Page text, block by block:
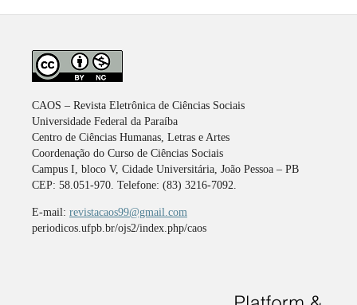
CAOS – Revista Eletrônica de Ciências Sociais
Universidade Federal da Paraíba
Centro de Ciências Humanas, Letras e Artes
Coordenação do Curso de Ciências Sociais
Campus I, bloco V, Cidade Universitária, João Pessoa – PB
CEP: 58.051-970. Telefone: (83) 3216-7092.
E-mail: revistacaos99@gmail.com
periodicos.ufpb.br/ojs2/index.php/caos